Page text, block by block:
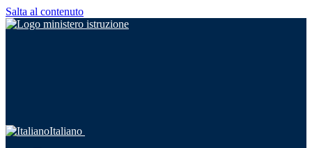
Salta al contenuto
Italiano